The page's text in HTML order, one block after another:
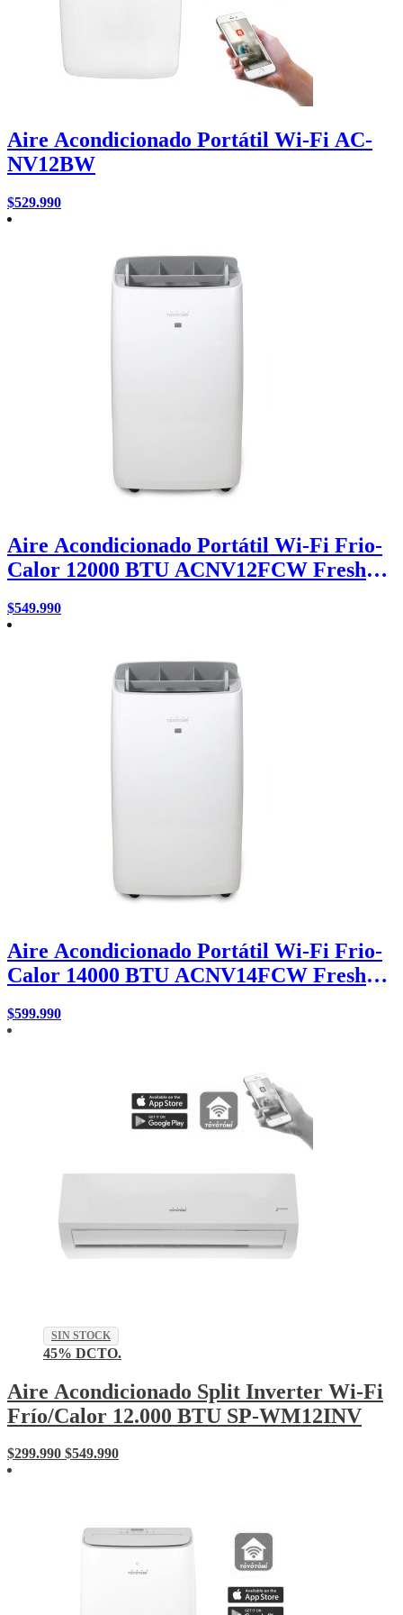
Aire Acondicionado Portátil Wi-Fi AC-
NV12BW
$529.990
Aire Acondicionado Portátil Wi-Fi Frio-
Calor 12000 BTU ACNV12FCW Fresh
$549.990
Aire Acondicionado Portátil Wi-Fi Frio-
Calor 14000 BTU ACNV14FCW Fresh
$599.990
SIN STOCK
45% DCTO.
Aire Acondicionado Split Inverter Wi-Fi
Frío/Calor 12.000 BTU SP-WM12INV
$299.990 $549.990